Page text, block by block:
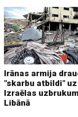
Irānas armija
"skarbu atbildi" uz
Izraēlas
Libānā